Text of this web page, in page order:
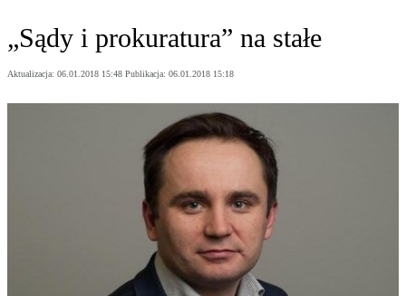
„Sądy i prokuratura” na stałe
Aktualizacja: 06.01.2018 15:48 Publikacja: 06.01.2018 15:18